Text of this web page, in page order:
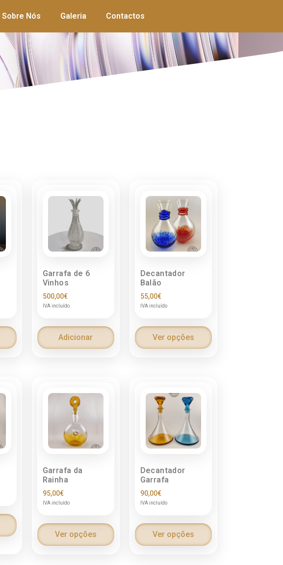
Sobre Nós Galeria Contactos
Garrafa de 6
Vinhos
500,00€
IVA incluído
Adicionar
Decantador
Balão
55,00€
IVA incluído
Ver opções
Garrafa da
Rainha
95,00€
IVA incluído
Ver opções
Decantador
Garrafa
90,00€
IVA incluído
Ver opções